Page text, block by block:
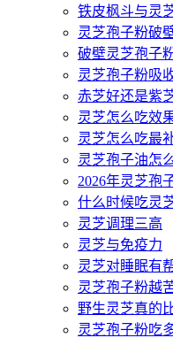
铁皮枫斗与灵
灵芝孢子粉破
破壁灵芝孢子
灵芝孢子粉吸
赤芝好还是紫
灵芝怎么吃效
灵芝怎么吃最
灵芝孢子油怎
2026年灵芝孢
什么时候吃灵
灵芝调理三高
灵芝与免疫力
灵芝对睡眠有
灵芝孢子粉越
野生灵芝真的
灵芝孢子粉吃